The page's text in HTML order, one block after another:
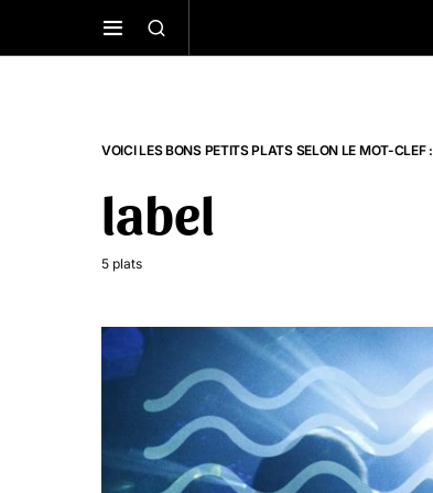
VOICI LES BONS PETITS PLATS SELON LE MOT-CLEF :
label
5 plats